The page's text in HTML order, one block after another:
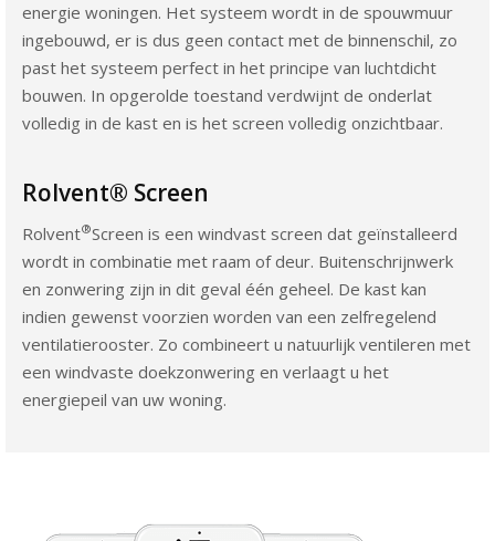
energie woningen. Het systeem wordt in de spouwmuur
ingebouwd, er is dus geen contact met de binnenschil, zo
past het systeem perfect in het principe van luchtdicht
bouwen. In opgerolde toestand verdwijnt de onderlat
volledig in de kast en is het screen volledig onzichtbaar.
Rolvent® Screen
Rolvent®Screen is een windvast screen dat geïnstalleerd
wordt in combinatie met raam of deur. Buitenschrijnwerk
en zonwering zijn in dit geval één geheel. De kast kan
indien gewenst voorzien worden van een zelfregelend
ventilatierooster. Zo combineert u natuurlijk ventileren met
een windvaste doekzonwering en verlaagt u het
energiepeil van uw woning.